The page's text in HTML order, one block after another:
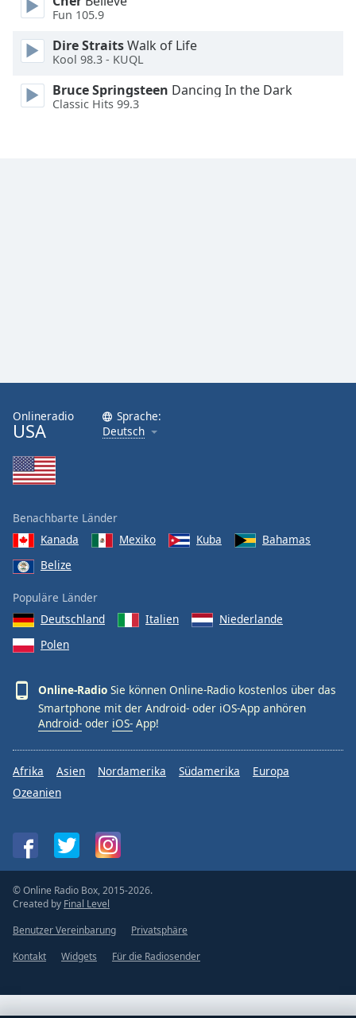
Reset
Done
Modal
Dialog
Fun 105.9
Dire StraitsWalk of Life
Kool 98.3 - KUQL
Bruce Springsteen Dancing In the Dark
Classic Hits 99.3
Onlineradio
USA
Sprache:
Deutsch
Benachbarte Länder
Kanada
Mexiko Kuba
Bahamas
Belize
Populäre Länder
Deutschland
Italien
Niederlande
Polen
Online-Radio Sie können Online-Radio kostenlos über das
Smartphone mit der Android- oder iOS-App anhören
Android- oder iOS- App!
Afrika Asien Nordamerika Südamerika
Europa
Ozeanien
© Online Radio Box, 2015-2026.
Created by Final Level
Benutzer Vereinbarung
Privatsphäre
Kontakt
Widgets Für die Radiosender